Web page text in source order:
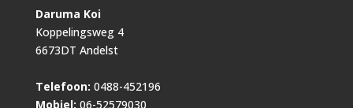
Daruma Koi
Koppelingsweg 4
6673DT Andelst
Telefoon: 0488-452196
Mobiel: 06-52579030